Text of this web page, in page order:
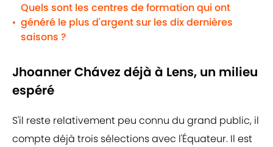
•
Quels sont les centres de formation qui ont
généré le plus d'argent sur les dix dernières
saisons ?
Jhoanner Chávez déjà à Lens, un milieu
espéré
S'il reste relativement peu connu du grand public, il
compte déjà trois sélections avec l'Équateur. Il est